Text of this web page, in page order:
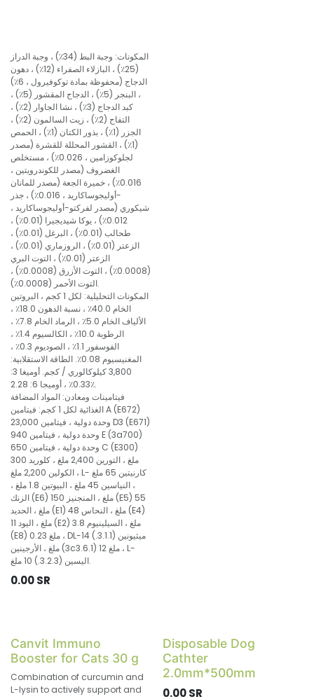
المكونات: وجبة البط (34٪) ، وجبة الدراز
(25٪) ، البازلاء الصفراء (12٪) ، دهون
الدجاج (محفوظة بمادة توكوفيرول ، 6٪)
، البنجر (5٪) ، الدجاج المقشور (5٪) ،
كبد الدجاج (3٪) ، نشا الجاوار (2٪) ،
التفاح (2٪) ، زيت السالمون (2٪) ،
الجزر (1٪) ، بذور الكتان (1٪) ، الحمص
(1٪) ، القشور المحللة للقشرة (مصدر
لجلوكوزامين ، 0.026٪) ، مستخلص
الغضروف (مصدر للكوندرويتين ،
0.016٪) ، خميرة الجعة (مصدر للمانان
-أوليجوساكاريد ، 0.016٪) ، جذر
شيكوري (مصدر لفركتو-أوليجوساكاريد ،
0.012٪) ، يوكا شيديجيرا (0.01٪) ،
طحالب (0.01٪) ، البرغل (0.01٪) ،
الزعتر (0.01٪) ، الروزماري (0.01٪) ،
الزعتر (0.01٪) ، التوت البري
(0.0008٪) ، التوت الأزرق (0.0008٪) ،
التوت الأحمر (0.0008٪).
المكونات التحليلية: لكل 1 كجم ، البروتين
الخام 40.0٪ ، نسبة الدهون 18.0٪ ،
الألياف الخام 5.0٪ ، الرماد الخام 7.8٪ ،
الرطوبة 10.0٪ ، الكالسيوم 1.4٪ ،
الفوسفور 1.1٪ ، الصوديوم 0.3٪ ،
المغنيسيوم 0.08٪. الطاقة الاستقلابية:
3,800 كيلوكالوري / كجم. أوميغا 3:
0.33٪ ، أوميجا 6: 2.28٪.
فيتامينات ومعادن: المواد المضافة
الغذائية لكل 1 كجم: فيتامين A (E672)
23,000 وحدة دولية ، فيتامين D3 (E671)
940 وحدة دولية ، فيتامين E (3a700)
650 وحدة دولية ، فيتامين C (E300)
300 ملغ ، التورين 2,400 ملغ ، كلوريد
الكولين 2,200 ملغ ، L- كارنيتين 65 ملغ
، النياسين 45 ملغ ، البيوتين 1.8 ملغ ،
الزنك (E6) 150 ملغ ، المنجنيز (E5) 55
ملغ ، الحديد (E1) 48 ملغ ، النحاس (E4)
11 ملغ ، اليود (E2) 3.8 ملغ ، السيلينيوم
(E8) 0.23 ملغ ، DL-ميثيونين (3.1.1.) 14
ملغ ، الأرجينين (3c3.6.1) 12 ملغ ، L-
اليسين (3.2.3.) 10 ملغ.
0.00SR
Canvit Immuno
Booster for Cats 30 g
Combination of curcumin and
L-lysin to actively support and
Disposable Dog
Cathter
2.0mm*500mm
0.00SR